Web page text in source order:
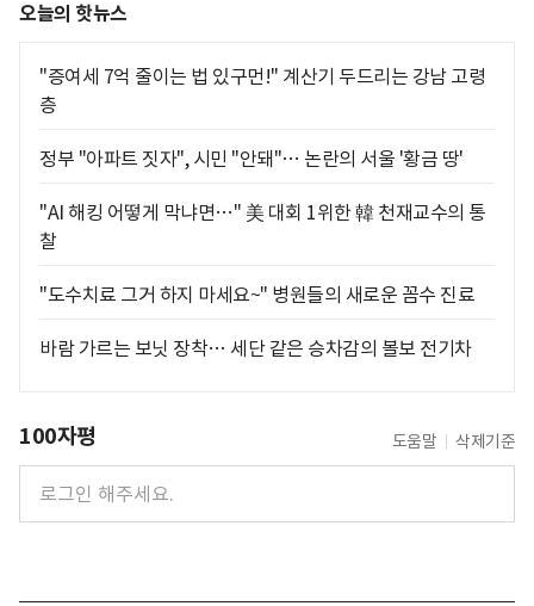
오늘의 핫뉴스
"증여세 7억 줄이는 법 있구먼!" 계산기 두드리는 강남 고령
층
정부 "아파트 짓자", 시민 "안돼"… 논란의 서울 '황금 땅'
"AI 해킹 어떻게 막냐면…" 美 대회 1위한 韓 천재교수의 통
찰
"도수치료 그거 하지 마세요~" 병원들의 새로운 꼼수 진료
바람 가르는 보닛 장착… 세단 같은 승차감의 볼보 전기차
100자평 도움말 삭제기준